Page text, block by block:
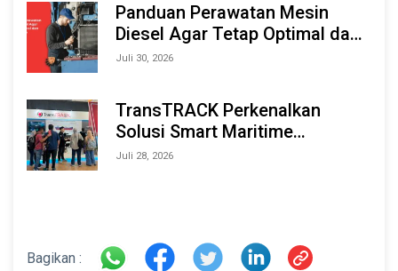
Panduan Perawatan Mesin
Diesel Agar Tetap Optimal dan
Tahan Lama
Juli 30, 2026
TransTRACK Perkenalkan
Solusi Smart Maritime
Monitoring Berbasis AI dan IoT
Juli 28, 2026
Bagikan :